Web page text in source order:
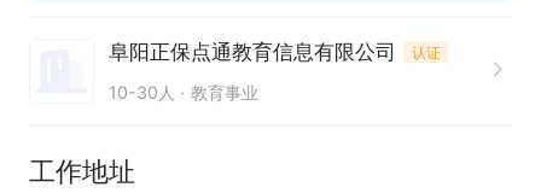
3、对销售工作有较高的热情；具备较强的学习能力
和优秀的沟通能力；
晋升空间：医考拓展助理---医考拓展经理---医务拓
阜阳正保点通教育信息有限公司 认证
10-30人 教育事业
工作地址